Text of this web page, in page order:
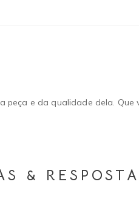
e da qualidade dela. Que
&